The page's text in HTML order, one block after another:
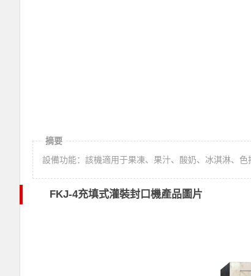
摘要
設備功能：該機適用于果凍、果汁、酸奶、冰淇淋、
FKJ-4充填式灌裝封口機產品圖片